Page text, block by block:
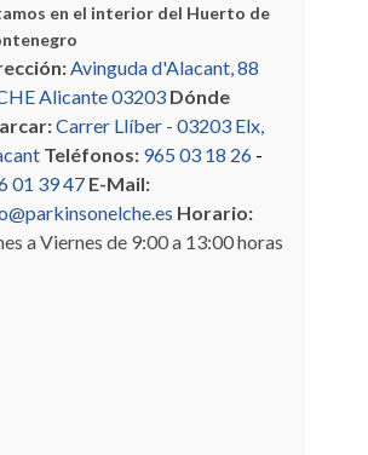
en el interior del Huerto de
Avinguda d'Alacant, 88
Alicante 03203 Dónde
Carrer Llíber - 03203 Elx,
Teléfonos: 965 03 18 26-
01 39 47 E-Mail:
Horario:
a Viernes de 9:00 a 13:00 horas